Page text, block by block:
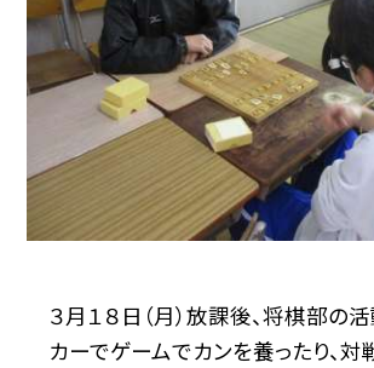
３月１８日（月）放課後、将棋部の
カーでゲームでカンを養ったり、対